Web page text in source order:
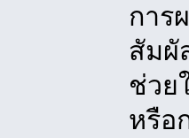
การ
สัมผั
ช่วย
หรือ